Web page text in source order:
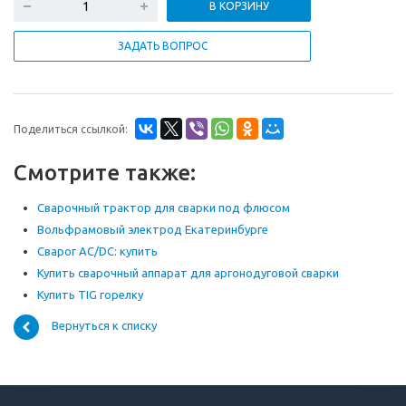
В КОРЗИНУ
ЗАДАТЬ ВОПРОС
Поделиться ссылкой:
Смотрите также:
Сварочный трактор для сварки под флюсом
Вольфрамовый электрод Екатеринбурге
Сварог AC/DC: купить
Купить сварочный аппарат для аргонодуговой сварки
Купить TIG горелку
Вернуться к списку